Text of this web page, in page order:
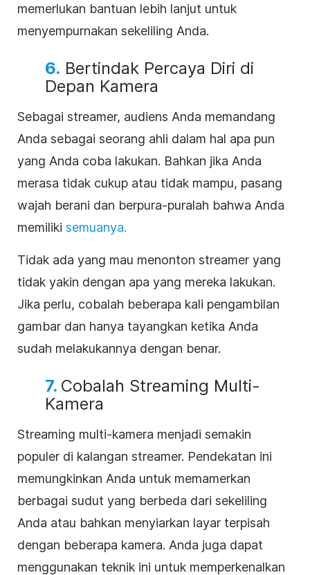
memerlukan bantuan lebih lanjut untuk
menyempurnakan sekeliling Anda.
6. Bertindak Percaya Diri di
Depan Kamera
Sebagai streamer, audiens Anda memandang
Anda sebagai seorang ahli dalam hal apa pun
yang Anda coba lakukan. Bahkan jika Anda
merasa tidak cukup atau tidak mampu, pasang
wajah berani dan berpura-puralah bahwa Anda
memiliki semuanya.
Tidak ada yang mau menonton streamer yang
tidak yakin dengan apa yang mereka lakukan.
Jika perlu, cobalah beberapa kali pengambilan
gambar dan hanya tayangkan ketika Anda
sudah melakukannya dengan benar.
7. Cobalah Streaming Multi-
Kamera
Streaming multi-kamera menjadi semakin
populer di kalangan streamer. Pendekatan ini
memungkinkan Anda untuk memamerkan
berbagai sudut yang berbeda dari sekeliling
Anda atau bahkan menyiarkan layar terpisah
dengan beberapa kamera. Anda juga dapat
menggunakan teknik ini untuk memperkenalkan